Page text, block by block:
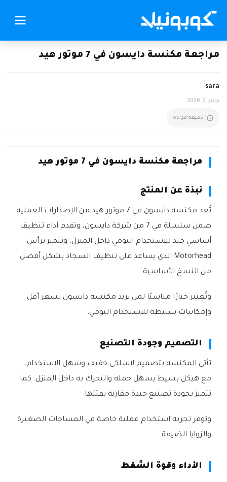
مراجعة مكنسة دايسون في 7 موتور هيد
sara
يونيو 3, 2026
1 دقيقة قراءة
مراجعة مكنسة دايسون في 7 موتور هيد
نبذة عن المنتج
تُعد مكنسة دايسون في 7 موتور هيد من الإصدارات العملية
ضمن سلسلة في 7 من شركة دايسون، وتقدم أداء تنظيف
أساسي جيد للاستخدام اليومي داخل المنزل. وتتميز برأس
Motorhead الذي يساعد على تنظيف السجاد بشكل أفضل
من النسخ الأساسية.
وتُعتبر خيارًا مناسبًا لمن يريد مكنسة دايسون بسعر أقل
وإمكانيات بسيطة للاستخدام اليومي.
التصميم وجودة التصنيع
تأتي المكنسة بتصميم لاسلكي خفيف وسهل الاستخدام،
مع هيكل بسيط يسهل حمله والتحرك به داخل المنزل. كما
تتميز بجودة تصنيع جيدة مقارنة بفئتها.
وتوفر تجربة استخدام عملية خاصة في المساحات الصغيرة
والزوايا الضيقة.
الأداء وقوة الشفط